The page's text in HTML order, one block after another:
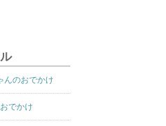
んのおでかけ
でかけ